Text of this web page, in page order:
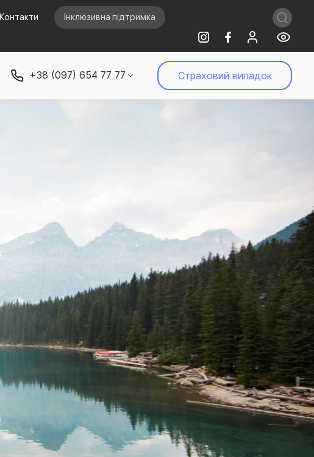
Контакти Інклюзивна підтримка
+38 (097) 654 77 77 Страховий випадок